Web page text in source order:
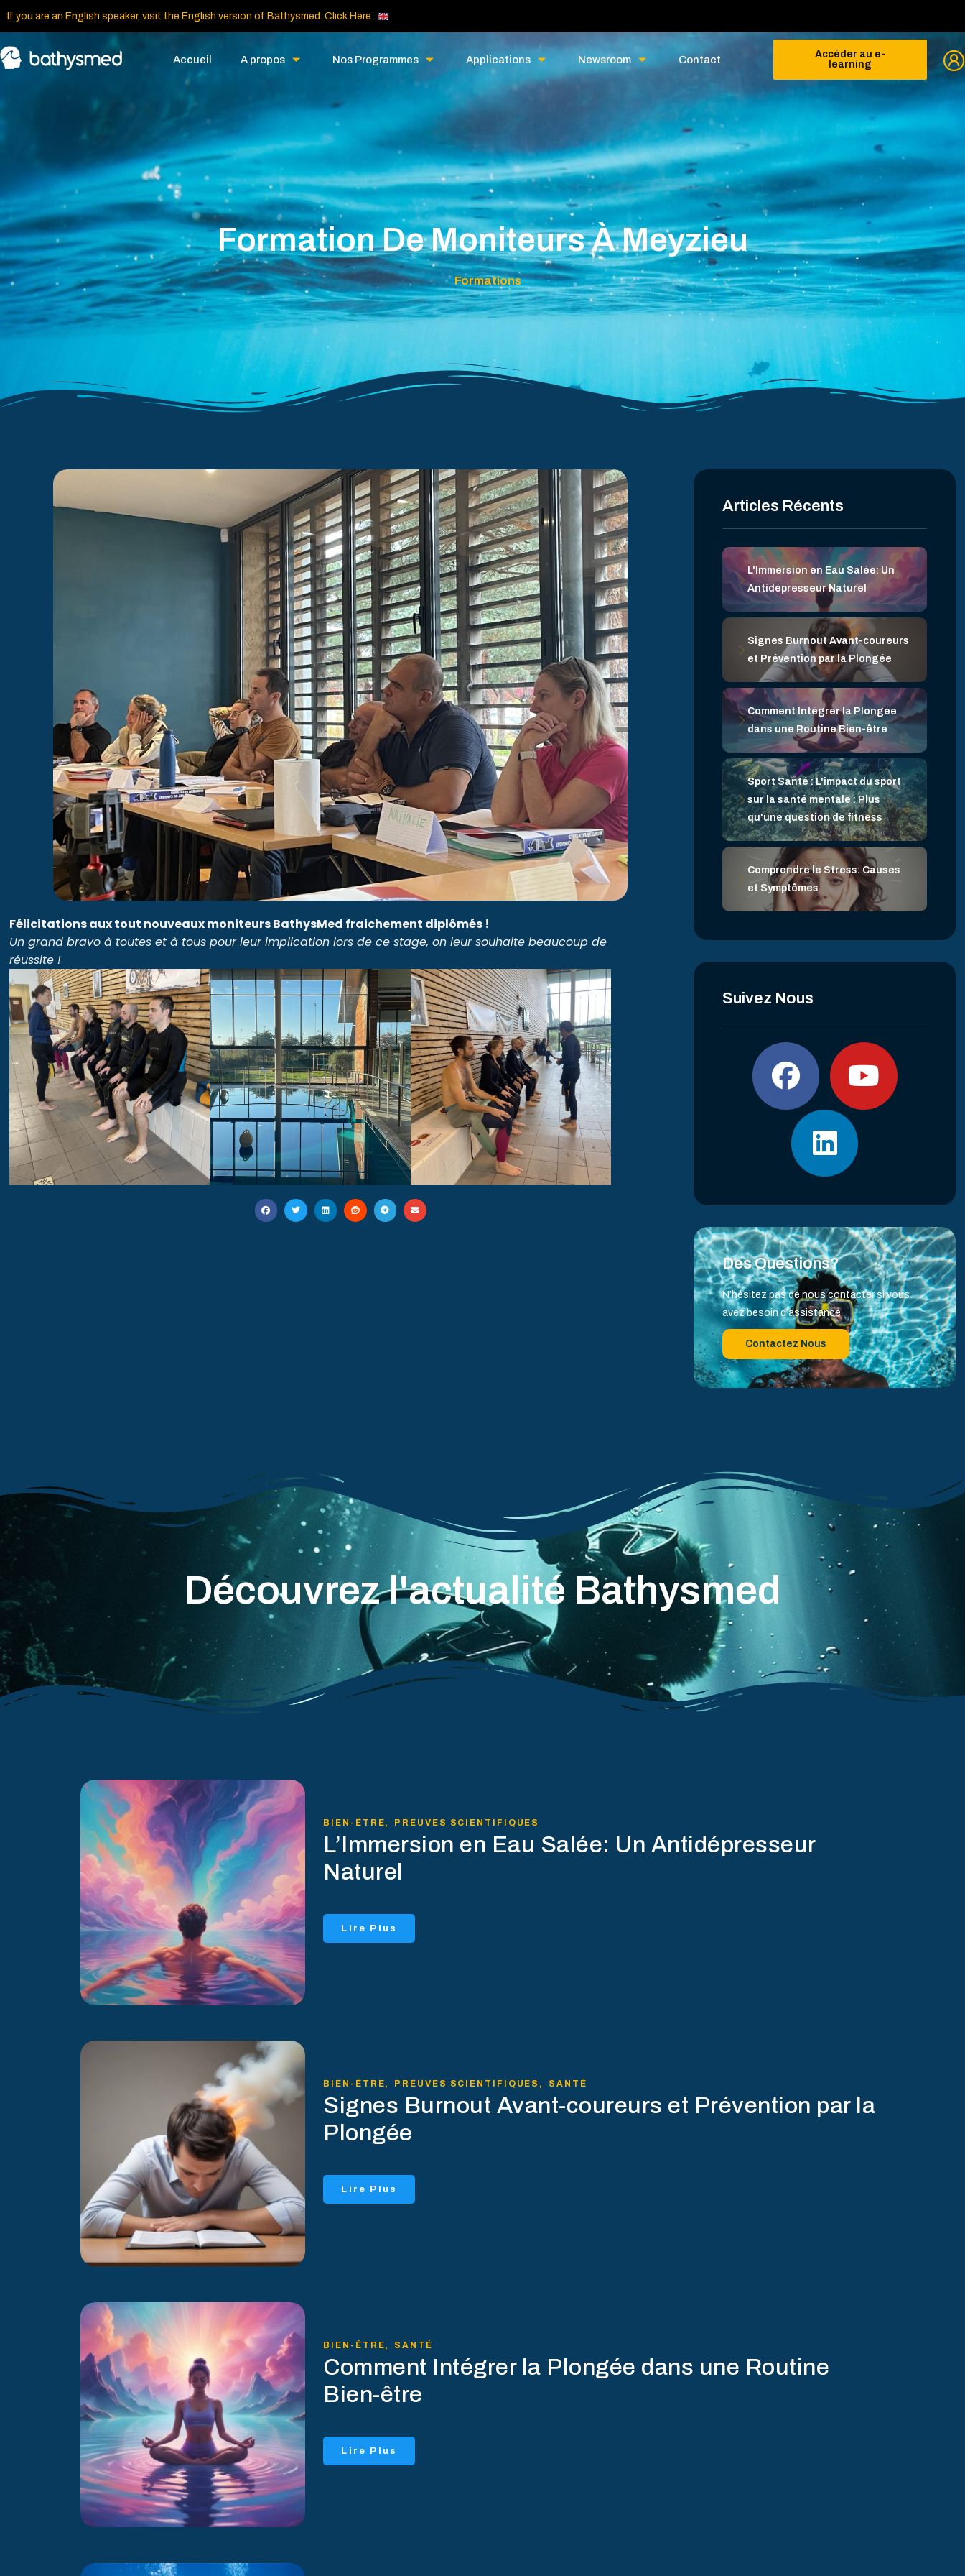
If you are an English speaker, visit the English version of Bathysmed. Click Here
Accueil A propos Nos Programmes Applications Newsroom Contact
Accéder au e-
learning
Formation De Moniteurs À Meyzieu
Formations
Félicitations aux tout nouveaux moniteurs BathysMed fraichement diplômés !
Un grand bravo à toutes et à tous pour leur implication lors de ce stage, on leur souhaite beaucoup de
réussite !
Articles Récents
L'Immersion en Eau Salée: Un
Antidépresseur Naturel
Signes Burnout Avant-coureurs
et Prévention par la Plongée
Comment Intégrer la Plongée
dans une Routine Bien-être
Sport Santé : L'impact du sport
sur la santé mentale : Plus
qu'une question de fitness
Comprendre le Stress: Causes
et Symptômes
Suivez Nous
Des Questions?
N’hésitez pas de nous contacter si vous
avez besoin d’assistance
Contactez Nous
Découvrez l'actualité Bathysmed
BIEN-ÊTRE, PREUVES SCIENTIFIQUES
L’Immersion en Eau Salée: Un Antidépresseur
Naturel
Lire Plus
BIEN-ÊTRE, PREUVES SCIENTIFIQUES , SANTÉ
Signes Burnout Avant-coureurs et Prévention par la
Plongée
Lire Plus
BIEN-ÊTRE, SANTÉ
Comment Intégrer la Plongée dans une Routine
Bien-être
Lire Plus